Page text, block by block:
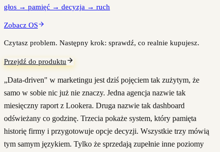
głos → pamięć → decyzja → ruch
Zobacz OS
Czytasz problem. Następny krok: sprawdź, co realnie kupujesz.
Przejdź do produktu
„Data-driven" w marketingu jest dziś pojęciem tak zużytym, że
samo w sobie nic już nie znaczy. Jedna agencja nazwie tak
miesięczny raport z Lookera. Druga nazwie tak dashboard
odświeżany co godzinę. Trzecia pokaże system, który pamięta
historię firmy i przygotowuje opcje decyzji. Wszystkie trzy mówią
tym samym językiem. Tylko że sprzedają zupełnie inne poziomy